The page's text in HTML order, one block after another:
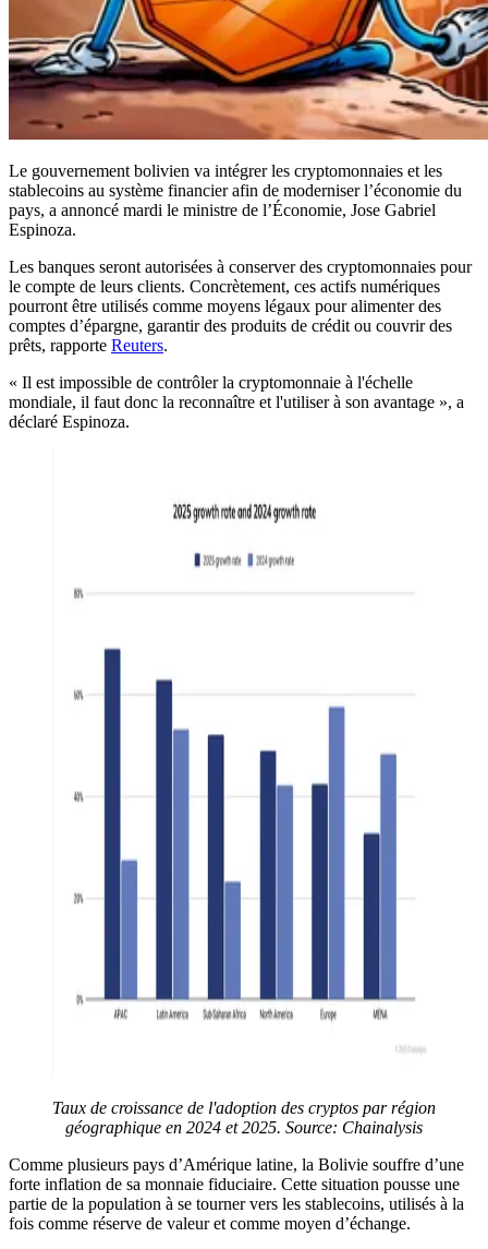
Le gouvernement bolivien va intégrer les cryptomonnaies et les
stablecoins au système financier afin de moderniser l’économie du
pays, a annoncé mardi le ministre de l’Économie, Jose Gabriel
Espinoza.
Les banques seront autorisées à conserver des cryptomonnaies pour
le compte de leurs clients. Concrètement, ces actifs numériques
pourront être utilisés comme moyens légaux pour alimenter des
comptes d’épargne, garantir des produits de crédit ou couvrir des
prêts, rapporte Reuters.
« Il est impossible de contrôler la cryptomonnaie à l'échelle
mondiale, il faut donc la reconnaître et l'utiliser à son avantage », a
déclaré Espinoza.
Taux de croissance de l'adoption des cryptos par région
géographique en 2024 et 2025. Source: Chainalysis
Comme plusieurs pays d’Amérique latine, la Bolivie souffre d’une
forte inflation de sa monnaie fiduciaire. Cette situation pousse une
partie de la population à se tourner vers les stablecoins, utilisés à la
fois comme réserve de valeur et comme moyen d’échange.